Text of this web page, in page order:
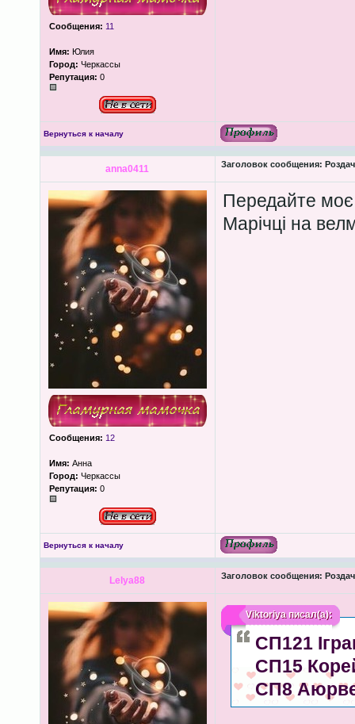
Сообщения: 11
Имя: Юлия
Город: Черкассы
Репутация: 0
Вернуться к началу
anna0411 Заголовок сообщения:
Сообщения: 12
Имя: Анна
Город: Черкассы
Репутация: 0
Передайте
Марічці на
Вернуться к началу
Lelya88 Заголовок сообщения:
Viktoriyaписал(а):
СП121
СП15
СП8